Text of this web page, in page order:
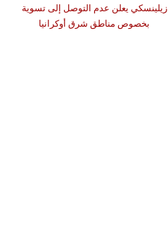
زيلينسكي يعلن عدم التوصل إلى تسوية
بخصوص مناطق شرق أوكرانيا